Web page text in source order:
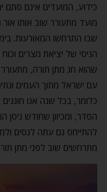
כידוע, המועדים אינם סתם
מועד מתעורר שוב אותו
שבו התרחשו המאורעות.
הניסי של יציאת מצרים
שהוא חג מתן תורה,
עם ישראל מתוך העמים
כלומר, בכל שנה אנו
הסדר, ומכיוון שחודש ניסן
להתייחס גם עתה לנסים
מתרחשים שוב לפני מתן